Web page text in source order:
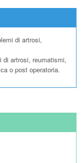
di artrosi,
di artrosi, reumatismi,
o post operatoria.